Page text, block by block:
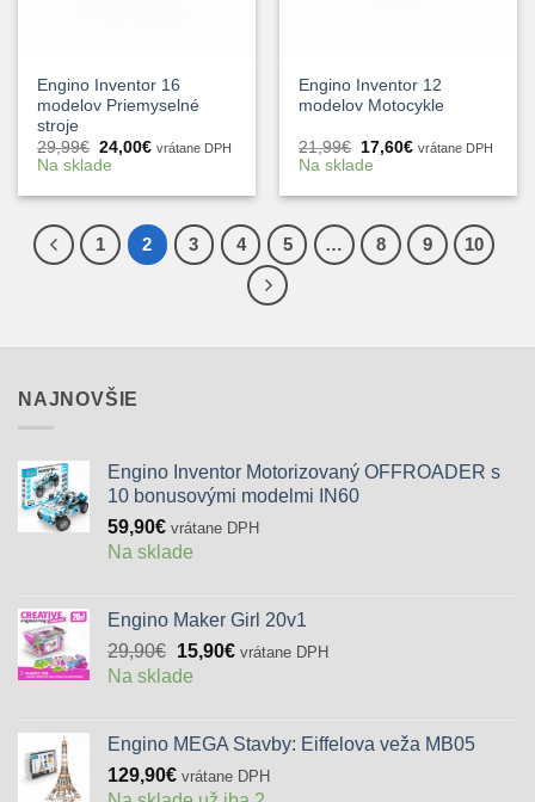
Engino Inventor 16
modelov Priemyselné
stroje
29,99€ Pôvodná
cena
29,99€.
24,00€Aktuálna
24,00€.
vrátane DPH
Na sklade
Engino Inventor 12
modelov Motocykle
21,99€ Pôvodná
cena
21,99€.
17,60€Aktuálna
17,60€.
vrátane DPH
Na sklade
1 2 3 4 5 … 8 9 10
NAJNOVŠIE
Engino Inventor Motorizovaný OFFROADER s
10 bonusovými modelmi IN60
59,90€ vrátane DPH
Na sklade
Engino Maker Girl 20v1
29,90€ Pôvodná
cena
15,90€Aktuálna
vrátane DPH
Na sklade
Engino MEGA Stavby: Eiffelova veža MB05
129,90€ vrátane DPH